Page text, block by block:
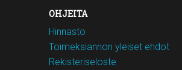
OHJEITA
Hinnasto
Toimeksiannon yleiset ehdot
Rekisteriseloste